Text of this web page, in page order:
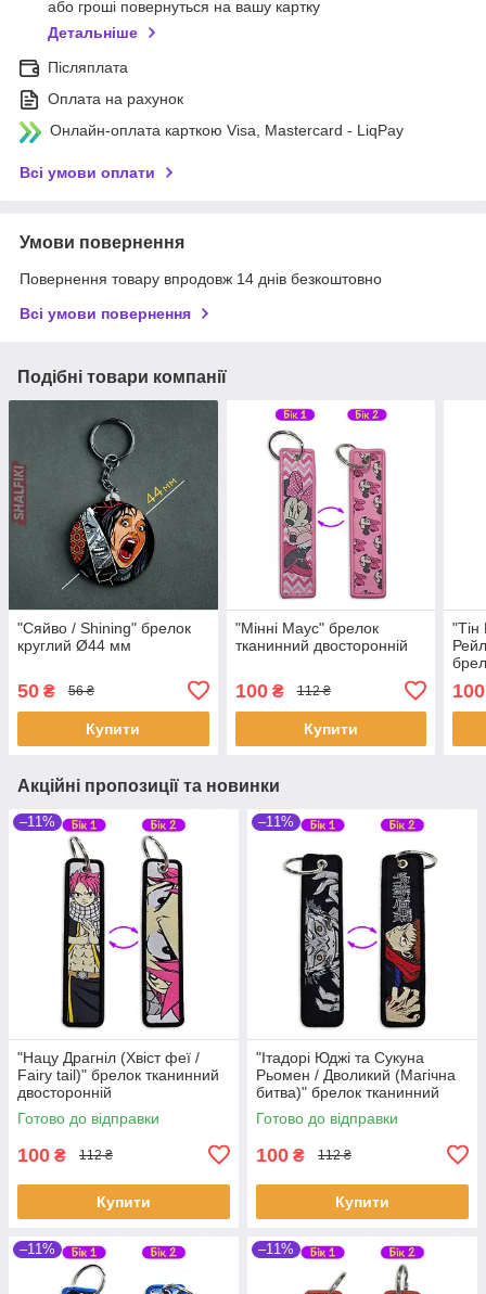
або гроші повернуться на вашу картку
Детальніше
Післяплата
Оплата на рахунок
Онлайн-оплата карткою Visa, Mastercard - LiqPay
Всі умови оплати
Умови повернення
Повернення товару впродовж 14 днів безкоштовно
Всі умови повернення
Подібні товари компанії
"Сяйво / Shining" брелок
круглий Ø44 мм
50 ₴ 56 ₴
Купити
"Мінні Маус" брелок
тканинний двосторонній
100₴ 112 ₴
Купити
100
Акційні пропозиції та новинки
–11%
"Нацу Драгніл (Хвіст феї /
Fairy tail)" брелок тканинний
двосторонній
Готово до відправки
100 ₴ 112 ₴
Купити
–11%
"Ітадорі Юджі та Сукуна
Рьомен / Дволикий (Магічна
битва)" брелок тканинний
двосторонній
Готово до відправки
100 ₴ 112 ₴
Купити
–11% –11%